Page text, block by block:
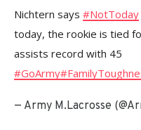
Nichtern says #NotToday
today, the rookie is tied
assists record with 45
#GoArmy
— Army M.Lacrosse